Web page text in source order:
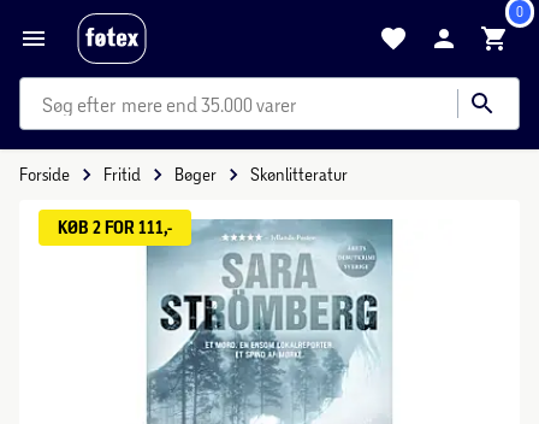
0
mere end 35.000 varer
Forside Fritid Bøger Skønlitteratur
KØB 2 FOR 111,-